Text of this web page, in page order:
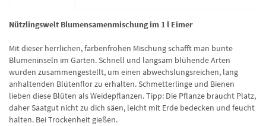
Nützlingswelt Blumensamenmischung im 1 l Eimer
Mit dieser herrlichen, farbenfrohen Mischung schafft man bunte
Blumeninseln im Garten. Schnell und langsam blühende Arten
wurden zusammengestellt, um einen abwechslungsreichen, lang
anhaltenden Blütenflor zu erhalten. Schmetterlinge und Bienen
lieben diese Blüten als Weidepflanzen. Tipp: Die Pflanze braucht Platz,
daher Saatgut nicht zu dich säen, leicht mit Erde bedecken und feucht
halten. Bei Trockenheit gießen.